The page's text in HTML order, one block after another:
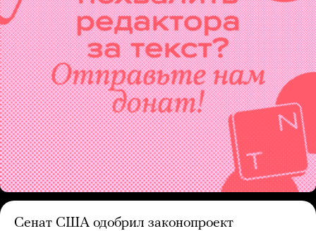
Сенат США одобрил законопроект